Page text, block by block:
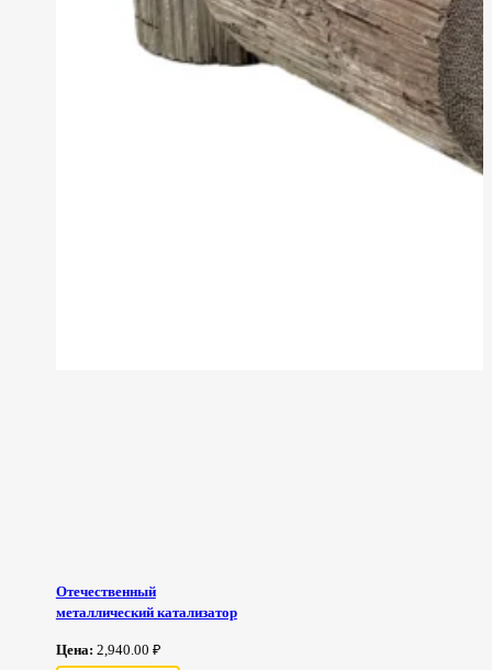
Отечественный
металлический катализатор
Цена: 2,940.00 ₽